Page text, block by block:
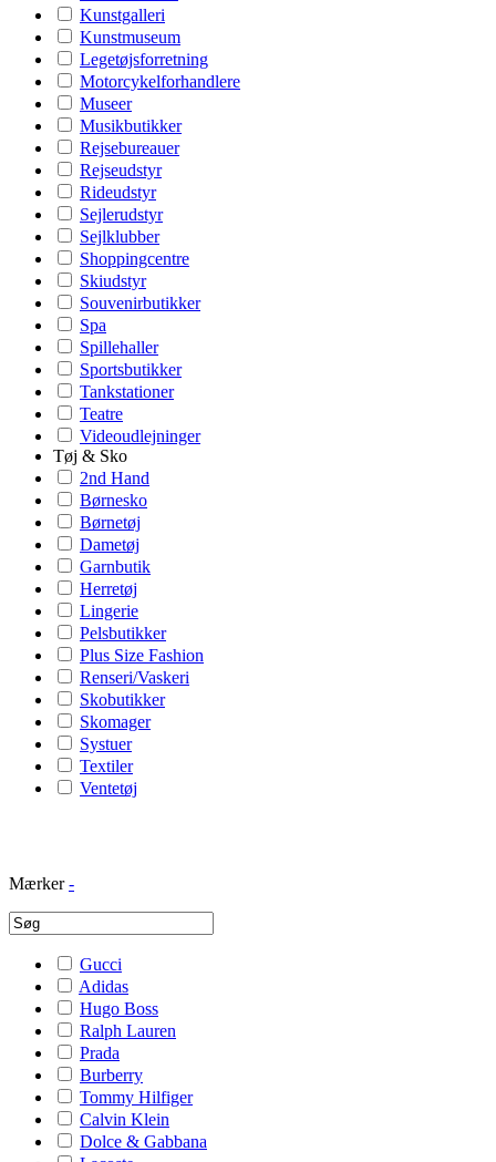
Kunstgalleri
Kunstmuseum
Legetøjsforretning
Motorcykelforhandlere
Museer
Musikbutikker
Rejsebureauer
Rejseudstyr
Rideudstyr
Sejlerudstyr
Sejlklubber
Shoppingcentre
Skiudstyr
Souvenirbutikker
Spa
Spillehaller
Sportsbutikker
Tankstationer
Teatre
Videoudlejninger
Tøj & Sko
2nd Hand
Børnesko
Børnetøj
Dametøj
Garnbutik
Herretøj
Lingerie
Pelsbutikker
Plus Size Fashion
Renseri/Vaskeri
Skobutikker
Skomager
Systuer
Textiler
Ventetøj
Mærker -
Gucci
Adidas
Hugo Boss
Ralph Lauren
Prada
Burberry
Tommy Hilfiger
Calvin Klein
Dolce & Gabbana